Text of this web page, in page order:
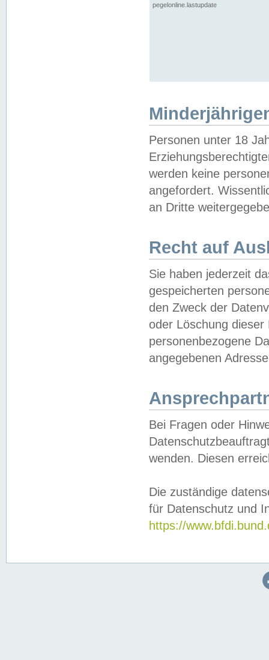
pegelonline.lastupdate
Personen unter 18
werden keine
angefordert.
an Dritte
Recht auf
Sie haben jederzeit
gespeicherten
den Zweck der
oder Löschung
personenbezogene
angegebenen
Bei Fragen oder
wenden. Diesen
Die zuständige
für Datenschutz und
https://